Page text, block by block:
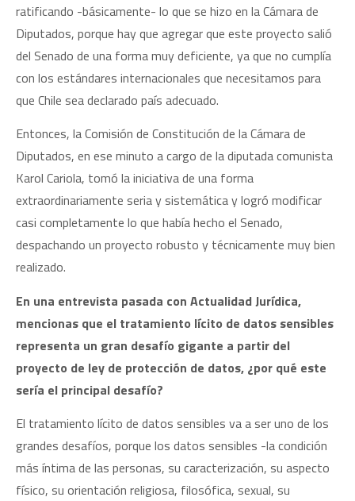
ratificando -básicamente- lo que se hizo en la Cámara de
Diputados, porque hay que agregar que este proyecto salió
del Senado de una forma muy deficiente, ya que no cumplía
con los estándares internacionales que necesitamos para
que Chile sea declarado país adecuado.
Entonces, la Comisión de Constitución de la Cámara de
Diputados, en ese minuto a cargo de la diputada comunista
Karol Cariola, tomó la iniciativa de una forma
extraordinariamente seria y sistemática y logró modificar
casi completamente lo que había hecho el Senado,
despachando un proyecto robusto y técnicamente muy bien
realizado.
En una entrevista pasada con Actualidad Jurídica,
mencionas que el tratamiento lícito de datos sensibles
representa un gran desafío gigante a partir del
proyecto de ley de protección de datos, ¿por qué este
sería el principal desafío?
El tratamiento lícito de datos sensibles va a ser uno de los
grandes desafíos, porque los datos sensibles -la condición
más íntima de las personas, su caracterización, su aspecto
físico, su orientación religiosa, filosófica, sexual, su